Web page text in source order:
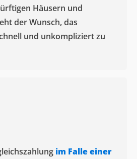
Häusern und
der Wunsch, das
und unkompliziert zu
im Falle einer